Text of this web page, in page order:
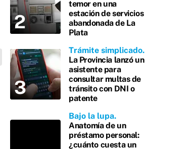
temor en una
estación de servicios
abandonada de La
Plata
Trámite simplicado
La Provincia lanzó un
asistente para
consultar multas de
tránsito con DNI o
patente
Bajo la lupa
Anatomía de un
préstamo personal:
¿cuánto cuesta un